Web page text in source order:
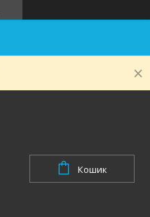
Кошик